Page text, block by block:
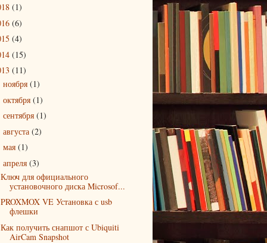
(1)
(6)
(4)
(15)
(11)
ноября (1)
октября (1)
сентября (1)
августа (2)
мая (1)
апреля (3)
Ключ для официального
установочного диска Microsof...
PROXMOX VE Установка с usb
флешки
Как получить снапшот с Ubiquiti
AirCam Snapshot